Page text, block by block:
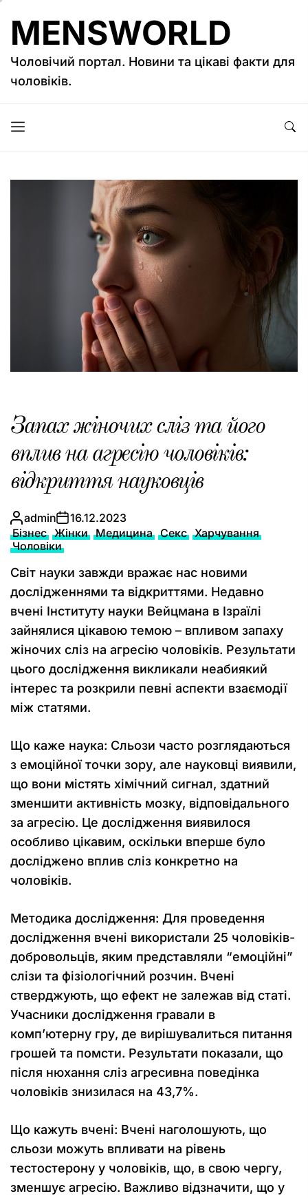
до
вмісту
MENSWORLD
Чоловічий портал. Новини та цікаві факти для
чоловіків.
Запах жіночих сліз та його
вплив на агресію чоловіків:
відкриття науковців
admin
16.12.2023
Бізнес Жінки Медицина Секс Харчування
Чоловіки
Світ науки завжди вражає нас новими
дослідженнями та відкриттями. Недавно
вчені Інституту науки Вейцмана в Ізраїлі
зайнялися цікавою темою – впливом запаху
жіночих сліз на агресію чоловіків. Результати
цього дослідження викликали неабиякий
інтерес та розкрили певні аспекти взаємодії
між статями.
Що каже наука: Сльози часто розглядаються
з емоційної точки зору, але науковці виявили,
що вони містять хімічний сигнал, здатний
зменшити активність мозку, відповідального
за агресію. Це дослідження виявилося
особливо цікавим, оскільки вперше було
досліджено вплив сліз конкретно на
чоловіків.
Методика дослідження: Для проведення
дослідження вчені використали 25 чоловіків-
добровольців, яким представляли “емоційні”
слізи та фізіологічний розчин. Вчені
стверджують, що ефект не залежав від статі.
Учасники дослідження гравали в
комп’ютерну гру, де вирішувалиться питання
грошей та помсти. Результати показали, що
після нюхання сліз агресивна поведінка
чоловіків знизилася на 43,7%.
Що кажуть вчені: Вчені наголошують, що
сльози можуть впливати на рівень
тестостерону у чоловіків, що, в свою чергу,
зменшує агресію. Важливо відзначити, що у